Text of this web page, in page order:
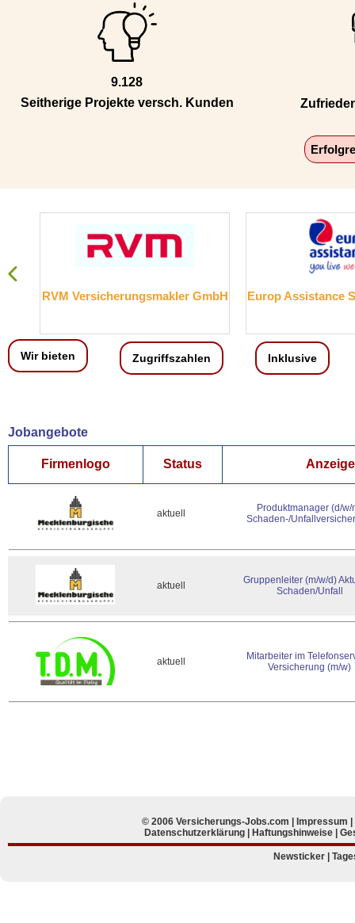
9.128
Seitherige Projekte versch. Kunden
RVM Versicherungsmakler GmbH Europ Assistance
Wir bieten Zugriffszahlen Inklusive
Jobangebote
Firmenlogo Status
aktuell
Produktmanager (d/w/
Schaden-/
aktuell
Gruppenleiter (m/w/d)
Schaden/Unfall
aktuell
Mitarbeiter im
Versicherung (m/w)
© 2006 Versicherungs-Jobs.com | Impressum
Datenschutzerklärung
Haftungshinweise
Newsticker |